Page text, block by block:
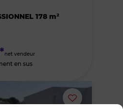
178 m²
net vendeur
en sus
Ajouter